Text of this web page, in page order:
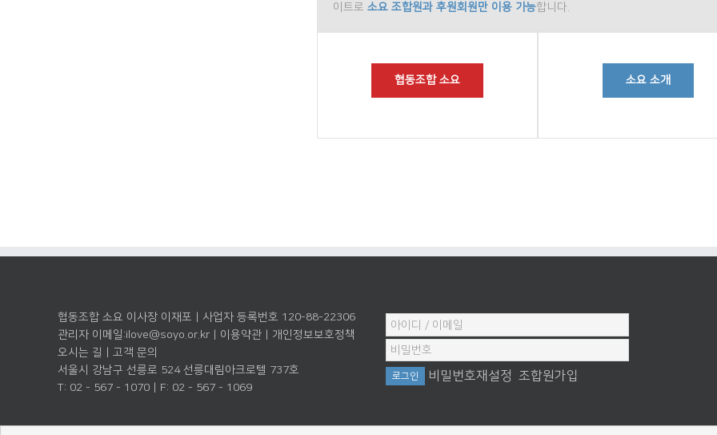
이트로 소요 조합원과 후원회원만 이용 가능합니다.
협동조합 소요 소요 소개
협동조합 소요 이사장 이재포 | 사업자 등록번호 120-88-22306
관리자 이메일:ilove@soyo.or.kr 이용약관
개인정보보호정책
오시는 길
고객 문의
서울시 강남구 선릉로 524 선릉대림아크로텔 737호
T: 02 - 567 - 1070 | F: 02 - 567 - 1069
비밀번호재설정 조합원가입